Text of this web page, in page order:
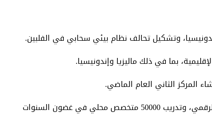
وتشكيل تحالف نظام بيئي سحابي في الفلبين.
بما في ذلك ماليزيا وإندونيسيا.
ولدى علي بابا كلاود حاليا أكثر من 20 شريكا محليا في مختلف الصناعات في الفلبين، وتخطط لمساعدة 5000 شركة محلية في تحولها الرقمي، وتدريب 50000 متخصص محلي في غضون السنوات